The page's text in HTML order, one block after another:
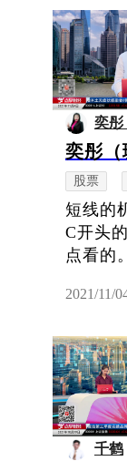
奕
奕彤
股票
短线的
C开头
点看的
2021/11/
千鹤